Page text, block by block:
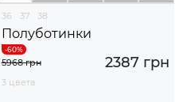
36 37 38
Полуботинки
2387 грн
5968 грн
3 цвета